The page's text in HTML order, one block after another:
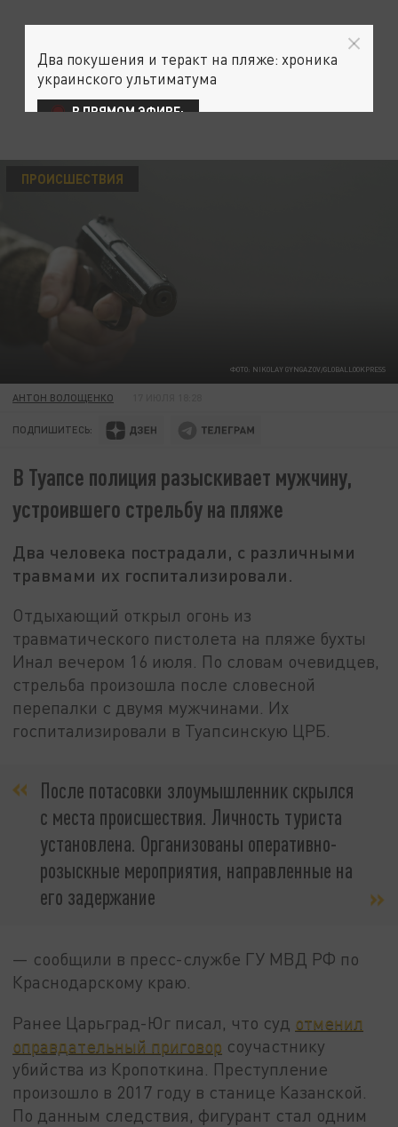
ФОТО: NIKOLAY GYNGAZOV/GLOBALLOOKPRESS
ПРОИСШЕСТВИЯ
АНТОН ВОЛОЩЕНКО
ПОДПИШИТЕСЬ:
В Туапсе полиция разыскивает мужчину,
устроившего стрельбу на пляже
Два человека пострадали, с различными
травмами их госпитализировали.
Отдыхающий открыл огонь из
травматического пистолета на пляже бухты
Инал вечером 16 июля. По словам очевидцев,
стрельба произошла после словесной
перепалки с двумя мужчинами. Их
госпитализировали в Туапсинскую ЦРБ.
После потасовки злоумышленник скрылся
с места происшествия. Личность туриста
установлена. Организованы оперативно-
розыскные мероприятия, направленные на
его задержание
— сообщили в пресс-службе ГУ МВД РФ по
Краснодарскому краю.
Ранее Царьград-Юг писал, что суд отменил
оправдательный приговор соучастнику
убийства из Кропоткина. Преступление
произошло в 2017 году в станице Казанской.
По данным следствия, фигурант стал одним
Два покушения и теракт на пляже: хроника
украинского ультиматума
В ПРЯМОМ ЭФИРЕ: